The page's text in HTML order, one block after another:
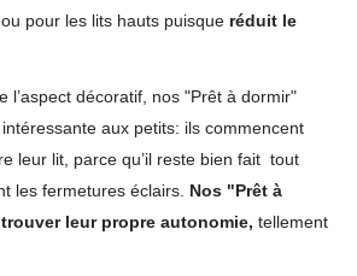
pour les lits hauts puisque réduit le
l’aspect décoratif, nos "Prêt à dormir"
aux petits: ils commencent
leur lit, parce qu’il reste bien fait tout
les fermetures éclairs. Nos "Prêt à
leur propre autonomie, tellement